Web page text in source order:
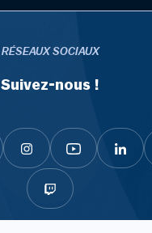
RÉSEAUX SOCIAUX
Suivez-nous !